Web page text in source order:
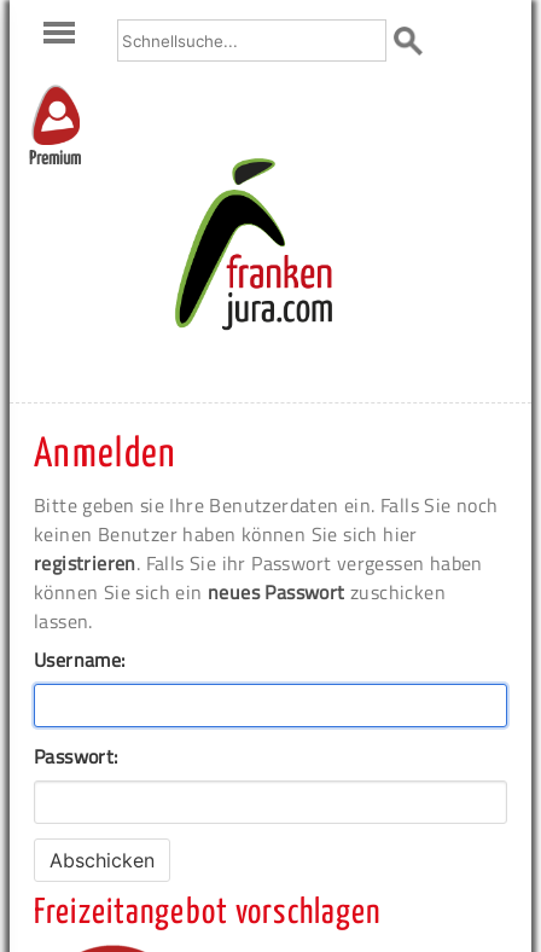
Premium
Anmelden
Bitte geben sie Ihre Benutzerdaten ein. Falls Sie noch
keinen Benutzer haben können Sie sich hier
registrieren. Falls Sie ihr Passwort vergessen haben
können Sie sich ein neues Passwort zuschicken
lassen.
Username:
Passwort:
Freizeitangebot vorschlagen